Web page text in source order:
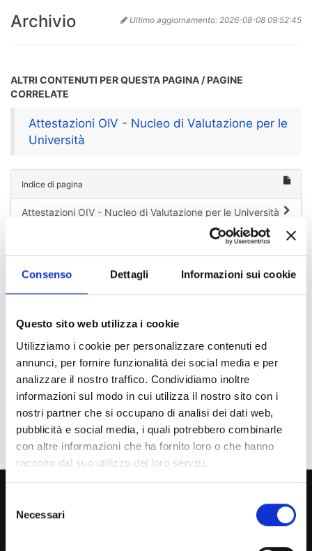
Consenso Dettagli Informazioni sui cookie
Questo sito web utilizza i cookie
Utilizziamo i cookie per personalizzare contenuti ed
annunci, per fornire funzionalità dei social media e per
analizzare il nostro traffico. Condividiamo inoltre
informazioni sul modo in cui utilizza il nostro sito con i
nostri partner che si occupano di analisi dei dati web,
pubblicità e social media, i quali potrebbero combinarle
con altre informazioni che ha fornito loro o che hanno
raccolto dal suo utilizzo dei loro servizi.
delNecessari
Ultimo aggiornamento: 2026-08-08 09:52:45
Archivio
ALTRI CONTENUTI PER QUESTA PAGINA / PAGINE
CORRELATE
Attestazioni OIV - Nucleo di Valutazione per le
Università
Indice di pagina
Attestazioni OIV - Nucleo di Valutazione per le Università
Chi sei? Naviga il sito per profilo
Studente Internazionale
Laureato
Personale
Ente o Impresa
Lun. - Ven. dalle 09:00 alle 18:00 e Sab. dalle 9:00 alle 13:00